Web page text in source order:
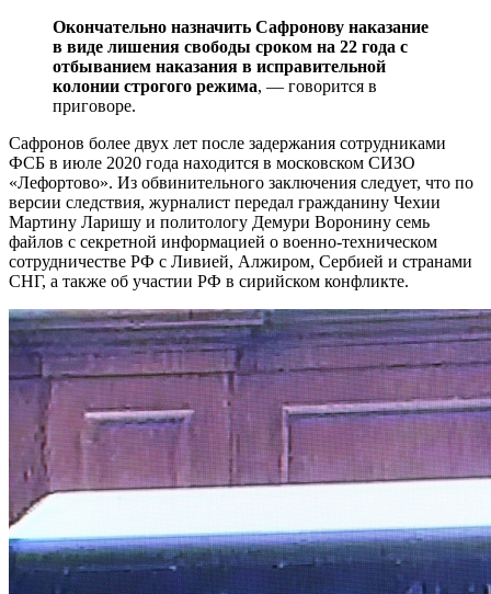
Окончательно назначить Сафронову наказание
в виде лишения свободы сроком на 22 года с
отбыванием наказания в исправительной
колонии строгого режима, — говорится в
приговоре.
Сафронов более двух лет после задержания сотрудниками
ФСБ в июле 2020 года находится в московском СИЗО
«Лефортово». Из обвинительного заключения следует, что по
версии следствия, журналист передал гражданину Чехии
Мартину Ларишу и политологу Демури Воронину семь
файлов с секретной информацией о военно-техническом
сотрудничестве РФ с Ливией, Алжиром, Сербией и странами
СНГ, а также об участии РФ в сирийском конфликте.